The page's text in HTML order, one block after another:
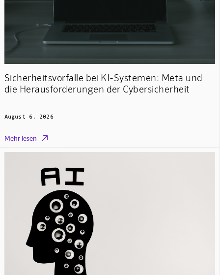
Sicherheitsvorfälle bei KI-Systemen: Meta und
die Herausforderungen der Cybersicherheit
August 6, 2026
Mehr lesen 